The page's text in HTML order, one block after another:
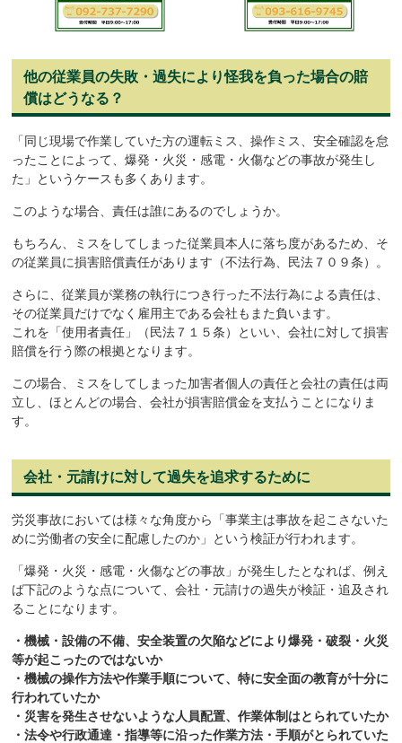
他の従業員の失敗・過失により怪我を負った場合の賠
償はどうなる？
「同じ現場で作業していた方の運転ミス、操作ミス、安全確認を怠
ったことによって、爆発・火災・感電・火傷などの事故が発生し
た」というケースも多くあります。
このような場合、責任は誰にあるのでしょうか。
もちろん、ミスをしてしまった従業員本人に落ち度があるため、そ
の従業員に損害賠償責任があります（不法行為、民法７０９条）。
さらに、従業員が業務の執行につき行った不法行為による責任は、
その従業員だけでなく雇用主である会社もまた負います。
これを「使用者責任」（民法７１５条）といい、会社に対して損害
賠償を行う際の根拠となります。
この場合、ミスをしてしまった加害者個人の責任と会社の責任は両
立し、ほとんどの場合、会社が損害賠償金を支払うことになりま
す。
会社・元請けに対して過失を追求するために
労災事故においては様々な角度から「事業主は事故を起こさないた
めに労働者の安全に配慮したのか」という検証が行われます。
「爆発・火災・感電・火傷などの事故」が発生したとなれば、例え
ば下記のような点について、会社・元請けの過失が検証・追及され
ることになります。
・機械・設備の不備、安全装置の欠陥などにより爆発・破裂・火災
等が起こったのではないか
・機械の操作方法や作業手順について、特に安全面の教育が十分に
行われていたか
・災害を発生させないような人員配置、作業体制はとられていたか
・法令や行政通達・指導等に沿った作業方法・手順がとられていた